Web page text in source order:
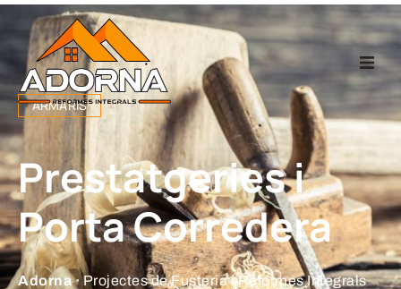
Home
Fusteria
Reformes
Projectes
ARMARIS
Prestatgeries i
Porta Corredera
Adorna ·Projectes de Fusteria i Reformes Integrals